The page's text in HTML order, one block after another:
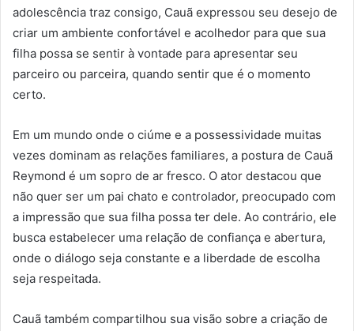
adolescência traz consigo, Cauã expressou seu desejo de
criar um ambiente confortável e acolhedor para que sua
filha possa se sentir à vontade para apresentar seu
parceiro ou parceira, quando sentir que é o momento
certo.
Em um mundo onde o ciúme e a possessividade muitas
vezes dominam as relações familiares, a postura de Cauã
Reymond é um sopro de ar fresco. O ator destacou que
não quer ser um pai chato e controlador, preocupado com
a impressão que sua filha possa ter dele. Ao contrário, ele
busca estabelecer uma relação de confiança e abertura,
onde o diálogo seja constante e a liberdade de escolha
seja respeitada.
Cauã também compartilhou sua visão sobre a criação de